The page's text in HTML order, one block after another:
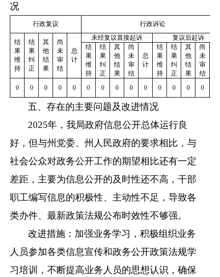
况
行政复议 行政诉讼
结
果
维
持
结
果
纠
正
其
他
结
果
尚
未
审
结
总
计
未经复议直接起诉
复议后起诉
结
果
维
持
结
果
纠
正
其
他
结
果
尚
未
审
结
总
计
结
果
维
持
结
果
纠
正
其
他
结
果
尚
未
审
结
0 0 0 0 0 0 0 0 0 0 0 0 0 0
五、存在的主要问题及改进情况
2025年，我局政府信息公开总体运行良
好，但与州党委、州人民政府的要求相比，与
社会公众对政务公开工作的期望相比还有一定
差距，主要为信息公开的及时性还不高，干部
职工编写信息的积极性、主动性不足，导致各
类办件、最新政策法规公布时效性不够强。
改进措施：加强业务学习，积极组织业务
人员参加各类信息宣传和政务公开政策法规学
习培训，不断提高业务人员的思想认识，确保